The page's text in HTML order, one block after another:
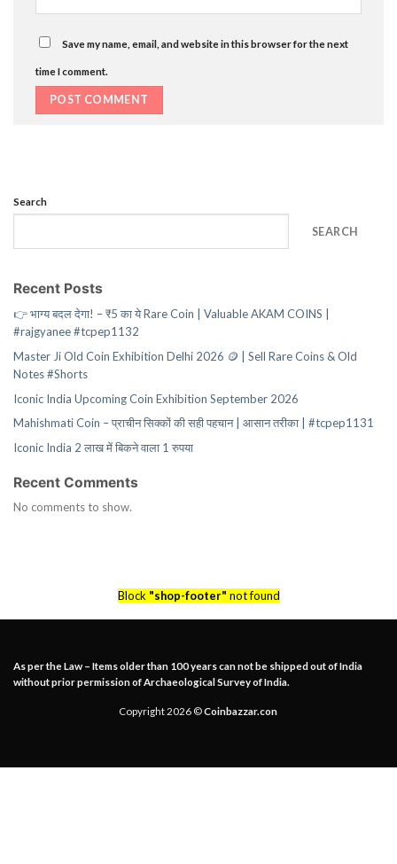
Save my name, email, and website in this browser for the next
time I comment.
Search
SEARCH
Recent Posts
👉 भाग्य बदल देगा! – ₹5 का ये Rare Coin | Valuable AKAM COINS |
#rajgyanee #tcpep1132
Master Ji Old Coin Exhibition Delhi 2026 🪙 | Sell Rare Coins & Old
Notes #Shorts
Iconic India Upcoming Coin Exhibition September 2026
Mahishmati Coin – प्राचीन सिक्कों की सही पहचान | आसान तरीका | #tcpep1131
Iconic India 2 लाख में बिकने वाला 1 रुपया
Recent Comments
No comments to show.
Block "shop-footer" not found
As per the Law – Items older than 100 years can not be shipped out of India
without prior permission of Archaeological Survey of India.
Copyright 2026 ©Coinbazzar.con